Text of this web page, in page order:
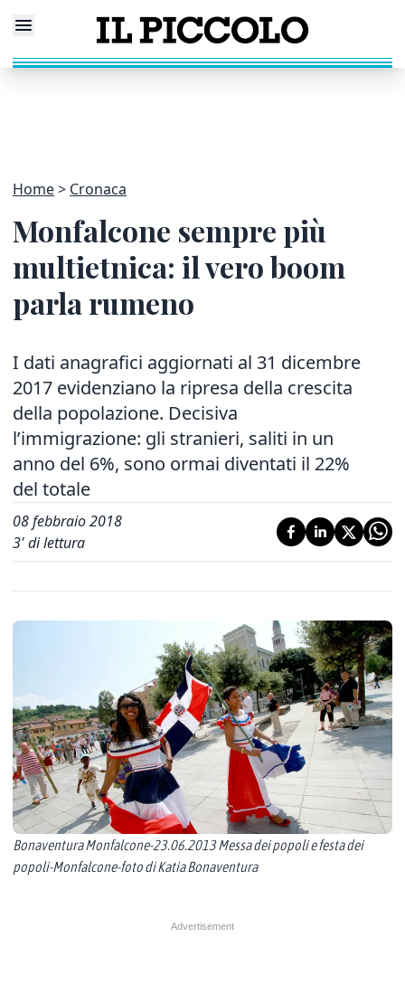
Home Cronaca
Monfalcone sempre più
multietnica: il vero boom
parla rumeno
I dati anagrafici aggiornati al 31 dicembre
2017 evidenziano la ripresa della crescita
della popolazione. Decisiva
l’immigrazione: gli stranieri, saliti in un
anno del 6%, sono ormai diventati il 22%
del totale
08 febbraio 2018
3' di lettura
Bonaventura Monfalcone-23.06.2013 Messa dei popoli e festa dei
popoli-Monfalcone-foto di Katia Bonaventura